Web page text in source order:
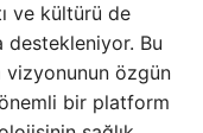
ve kültürü de
destekleniyor. Bu
vizyonunun özgün
önemli bir platform